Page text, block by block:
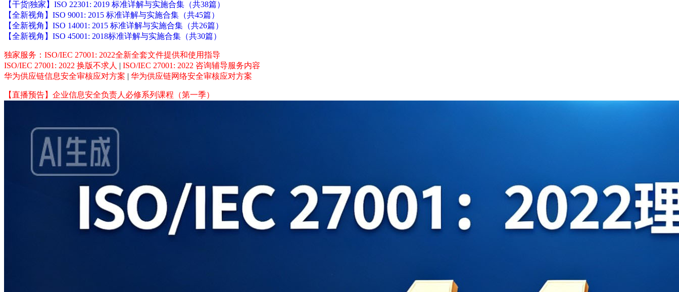
【干货|独家】ISO 22301: 2019 标准详解与实施合集（共38篇）
【全新视角】ISO 9001: 2015 标准详解与实施合集（共45篇）
【全新视角】ISO 14001: 2015 标准详解与实施合集（共26篇）
【全新视角】ISO 45001: 2018标准详解与实施合集（共30篇）
独家服务：ISO/IEC 27001: 2022全新全套文件提供和使用指导
ISO/IEC 27001: 2022 换版不求人 | ISO/IEC 27001: 2022 咨询辅导服务内容
华为供应链信息安全审核应对方案 | 华为供应链网络安全审核应对方案
【直播预告】企业信息安全负责人必修系列课程（第一季）